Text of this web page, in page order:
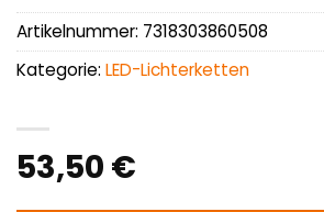
53,50 €
Artikelnummer: 7318303860508
Kategorie: LED-Lichterketten